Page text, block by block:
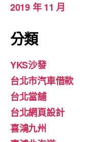
2019 年 11 月
分類
YKS沙發
台北市汽車借款
台北當舖
台北網頁設計
喜鴻九州